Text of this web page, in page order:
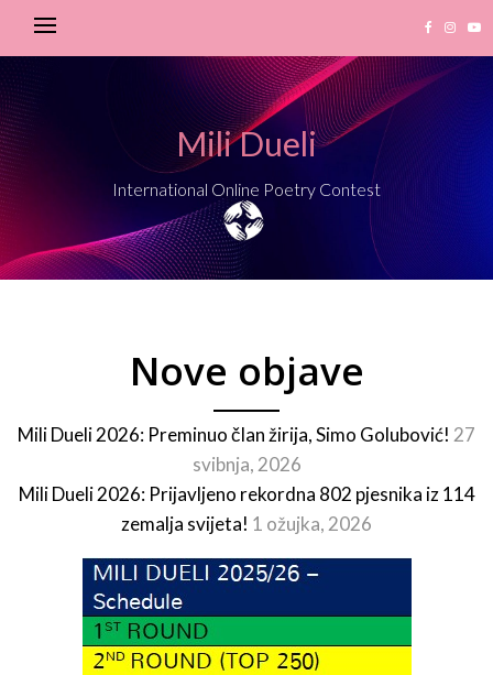
Mili Dueli
International Online Poetry Contest
Nove objave
Mili Dueli 2026: Preminuo član žirija, Simo Golubović! 27
svibnja, 2026
Mili Dueli 2026: Prijavljeno rekordna 802 pjesnika iz 114
zemalja svijeta! 1 ožujka, 2026